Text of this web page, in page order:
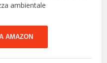
ambientale
AMAZON